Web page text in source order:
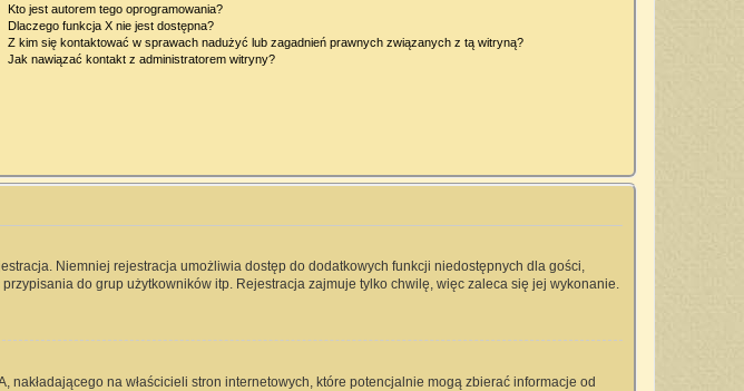
Kto jest autorem tego oprogramowania?
Dlaczego funkcja X nie jest dostępna?
Z kim się kontaktować w sprawach nadużyć lub zagadnień prawnych związanych z tą witryną?
Jak nawiązać kontakt z administratorem witryny?
Niemniej rejestracja umożliwia dostęp do dodatkowych funkcji niedostępnych dla gości,
do grup użytkowników itp. Rejestracja zajmuje tylko chwilę, więc zaleca się jej wykonanie.
na właścicieli stron internetowych, które potencjalnie mogą zbierać informacje od